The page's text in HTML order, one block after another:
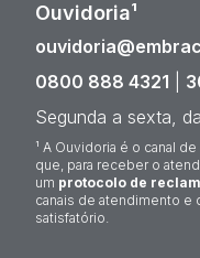
Ouvidoria¹
0800 888 4321
Segunda a sexta,
¹ A Ouvidoria é o canal
que, para receber o
um protocolo de
canais de atendimento e
satisfatório.